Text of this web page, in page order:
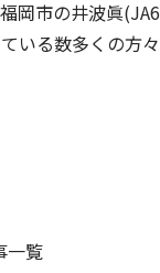
岡市の井波眞
る数多くの方
一覧